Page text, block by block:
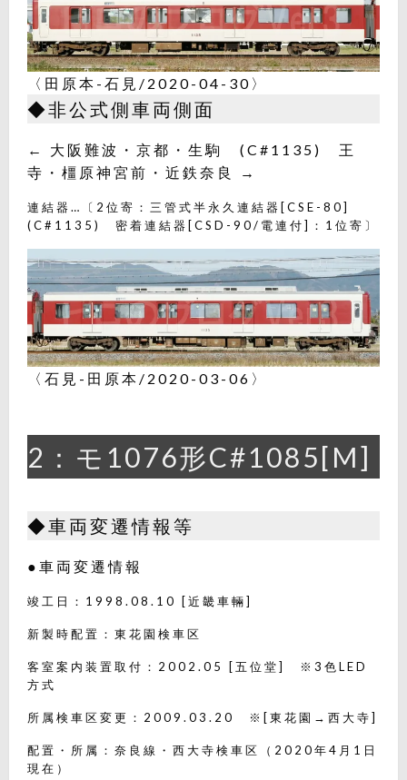
〈田原本-石見/2020-04-30〉
◆非公式側車両側面
← 大阪難波・京都・生駒 (C#1135) 王
寺・橿原神宮前・近鉄奈良 →
連結器…〔2位寄：三管式半永久連結器[CSE-80]
(C#1135) 密着連結器[CSD-90/電連付]：1位寄〕
〈石見-田原本/2020-03-06〉
2：モ1076形C#1085[M]
◆車両変遷情報等
●車両変遷情報
竣工日：1998.08.10 [近畿車輛]
新製時配置：東花園検車区
客室案内装置取付：2002.05 [五位堂] ※3色LED
方式
所属検車区変更：2009.03.20 ※[東花園→西大寺]
配置・所属：奈良線・西大寺検車区（2020年4月1日
現在）